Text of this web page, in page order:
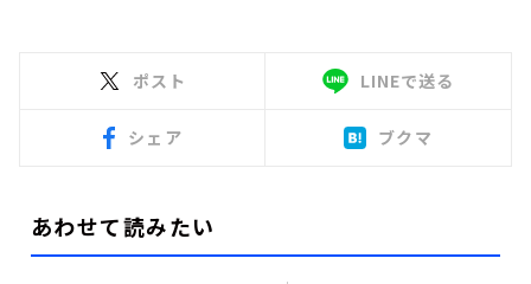
ポスト LINEで送る
シェア ブクマ
あわせて読みたい